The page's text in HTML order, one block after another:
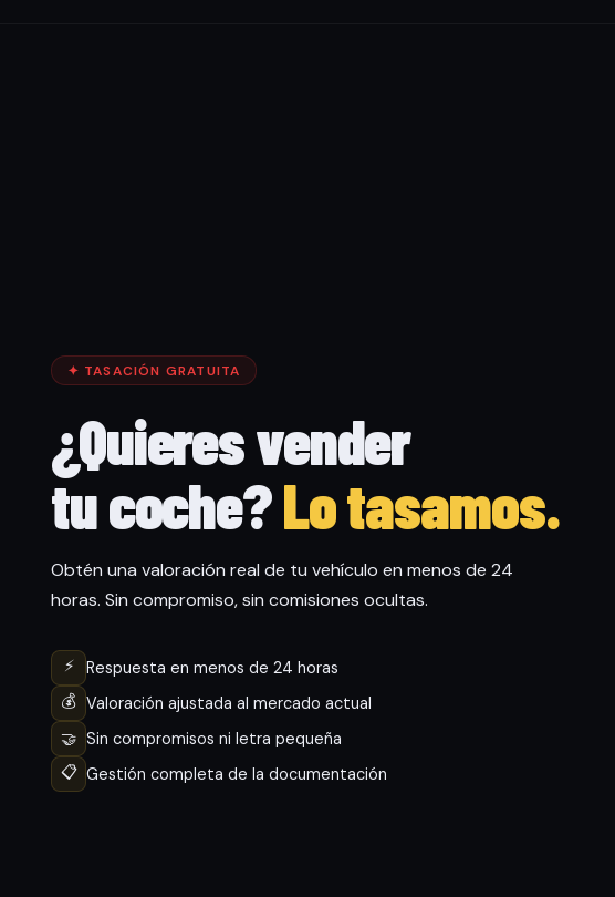
✦ TASACIÓN GRATUITA
¿Quieres vender
tu coche?Lo tasamos.
Obtén una valoración real de tu vehículo en menos de 24
horas. Sin compromiso, sin comisiones ocultas.
⚡
Respuesta en menos de 24 horas
💰 Valoración ajustada al mercado actual
🤝 Sin compromisos ni letra pequeña
📋 Gestión completa de la documentación